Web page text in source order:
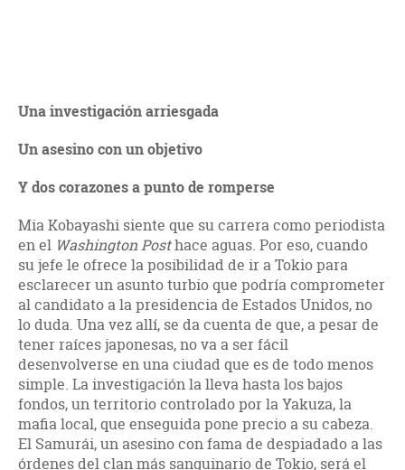
Una investigación arriesgada
Un asesino con un objetivo
Y dos corazones a punto de romperse
Mia Kobayashi siente que su carrera como periodista
en el Washington Posthace aguas. Por eso, cuando
su jefe le ofrece la posibilidad de ir a Tokio para
esclarecer un asunto turbio que podría comprometer
al candidato a la presidencia de Estados Unidos, no
lo duda. Una vez allí, se da cuenta de que, a pesar de
tener raíces japonesas, no va a ser fácil
desenvolverse en una ciudad que es de todo menos
simple. La investigación la lleva hasta los bajos
fondos, un territorio controlado por la Yakuza, la
mafia local, que enseguida pone precio a su cabeza.
El Samurái, un asesino con fama de despiadado a las
órdenes del clan más sanguinario de Tokio, será el